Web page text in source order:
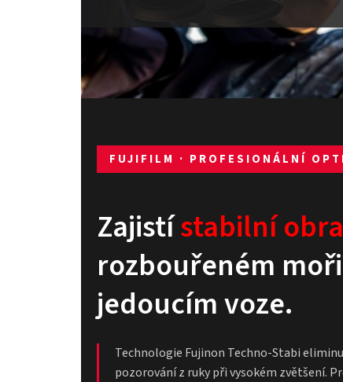
FUJIFILM · PROFESIONÁLNÍ
Zajistístabilní
rozbouřeném
jedoucím voze.
Technologie Fujinon Techno-Stabi
pozorování z ruky při vysokém zvětšení.